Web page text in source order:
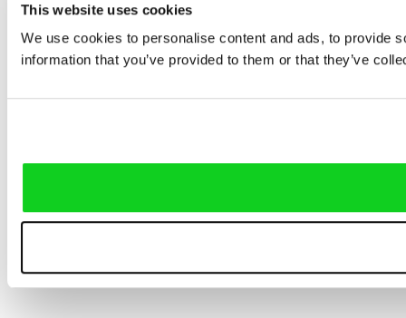
This website uses cookies
We use cookies to personalise content and ads, to provide
information that you’ve provided to them or that they’ve